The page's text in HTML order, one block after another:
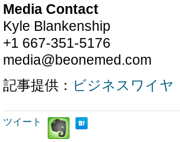
Media Contact
Kyle Blankenship
+1 667-351-5176
media@beonemed.com
記事提供： ビジネスワイヤ
ツイート